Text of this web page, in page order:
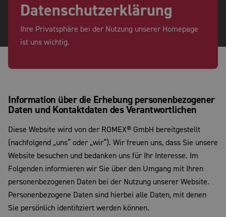
Datenschutzerklärung
Ihre Privatsphäre bei der Nutzung unserer Homepage
ist uns wichtig.
Information über die Erhebung personenbezogener
Daten und Kontaktdaten des Verantwortlichen
Diese Website wird von der ROMEX® GmbH bereitgestellt
(nachfolgend „uns“ oder „wir“). Wir freuen uns, dass Sie unsere
Website besuchen und bedanken uns für Ihr Interesse. Im
Folgenden informieren wir Sie über den Umgang mit Ihren
personenbezogenen Daten bei der Nutzung unserer Website.
Personenbezogene Daten sind hierbei alle Daten, mit denen
Sie persönlich identifiziert werden können.